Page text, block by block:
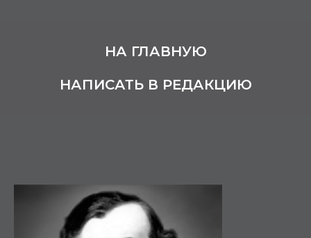
НА ГЛАВНУЮ
НАПИСАТЬ В РЕДАКЦИЮ